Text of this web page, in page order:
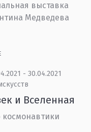
выставка
Медведева
- 30.04.2021
и Вселенная